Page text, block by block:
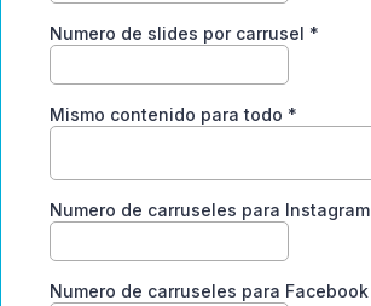
Numero de slides por carrusel *
Mismo contenido para todo *
Numero de carruseles para Instagram
Numero de carruseles para Facebook